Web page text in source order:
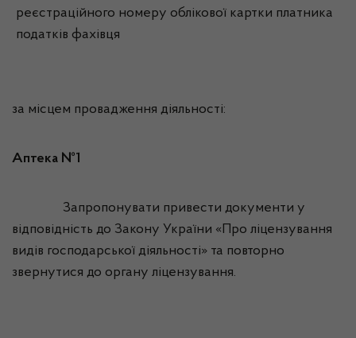
реєстраційного номеру облікової картки платника
податків фахівця
за місцем провадження діяльності:
Аптека №1
Запропонувати привести документи у
відповідність до Закону України «Про ліцензування
видів господарської діяльності» та повторно
звернутися до органу ліцензування.